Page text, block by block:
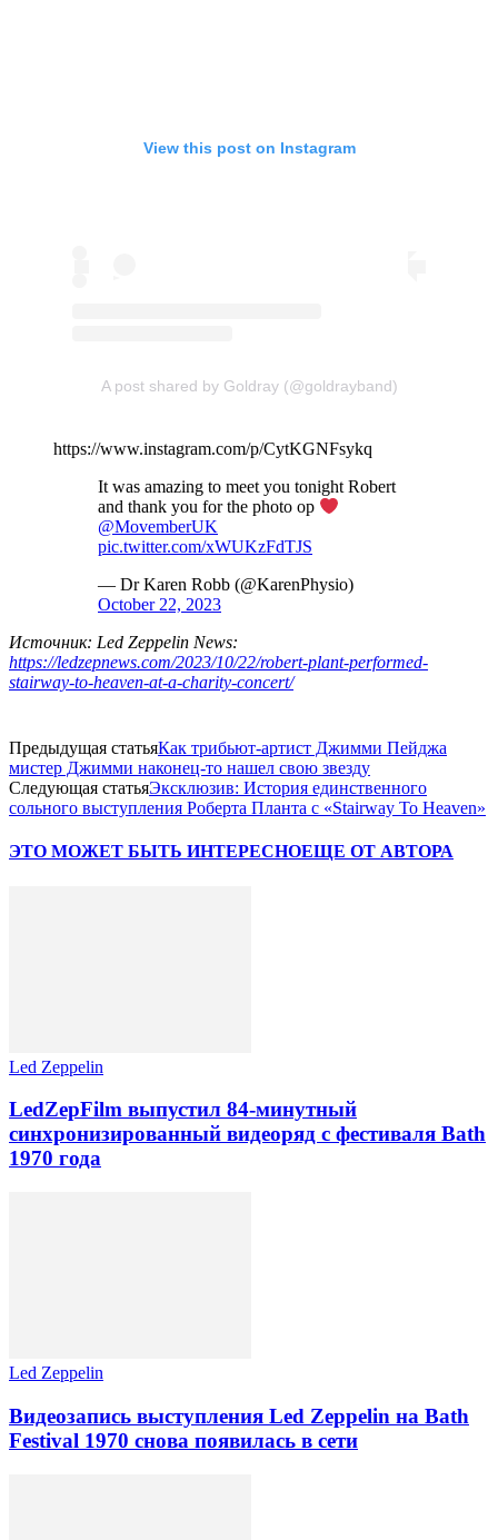
View this post on Instagram
A post shared by Goldray (@goldrayband)
https://www.instagram.com/p/CytKGNFsykq
It was amazing to meet you tonight Robert
and thank you for the photo op
@MovemberUK
pic.twitter.com/xWUKzFdTJS
— Dr Karen Robb (@KarenPhysio)
October 22, 2023
Источник: Led Zeppelin News:
https://ledzepnews.com/2023/10/22/robert-plant-performed-
stairway-to-heaven-at-a-charity-concert/
Предыдущая статьяКак трибьют-артист Джимми Пейджа
мистер Джимми наконец-то нашел свою звезду
Следующая статьяЭксклюзив: История единственного
сольного выступления Роберта Планта с «Stairway To Heaven»
ЭТО МОЖЕТ БЫТЬ ИНТЕРЕСНОЕЩЕ ОТ АВТОРА
Led Zeppelin
LedZepFilm выпустил 84-минутный
синхронизированный видеоряд с фестиваля Bath
1970 года
Led Zeppelin
Видеозапись выступления Led Zeppelin на Bath
Festival 1970 снова появилась в сети